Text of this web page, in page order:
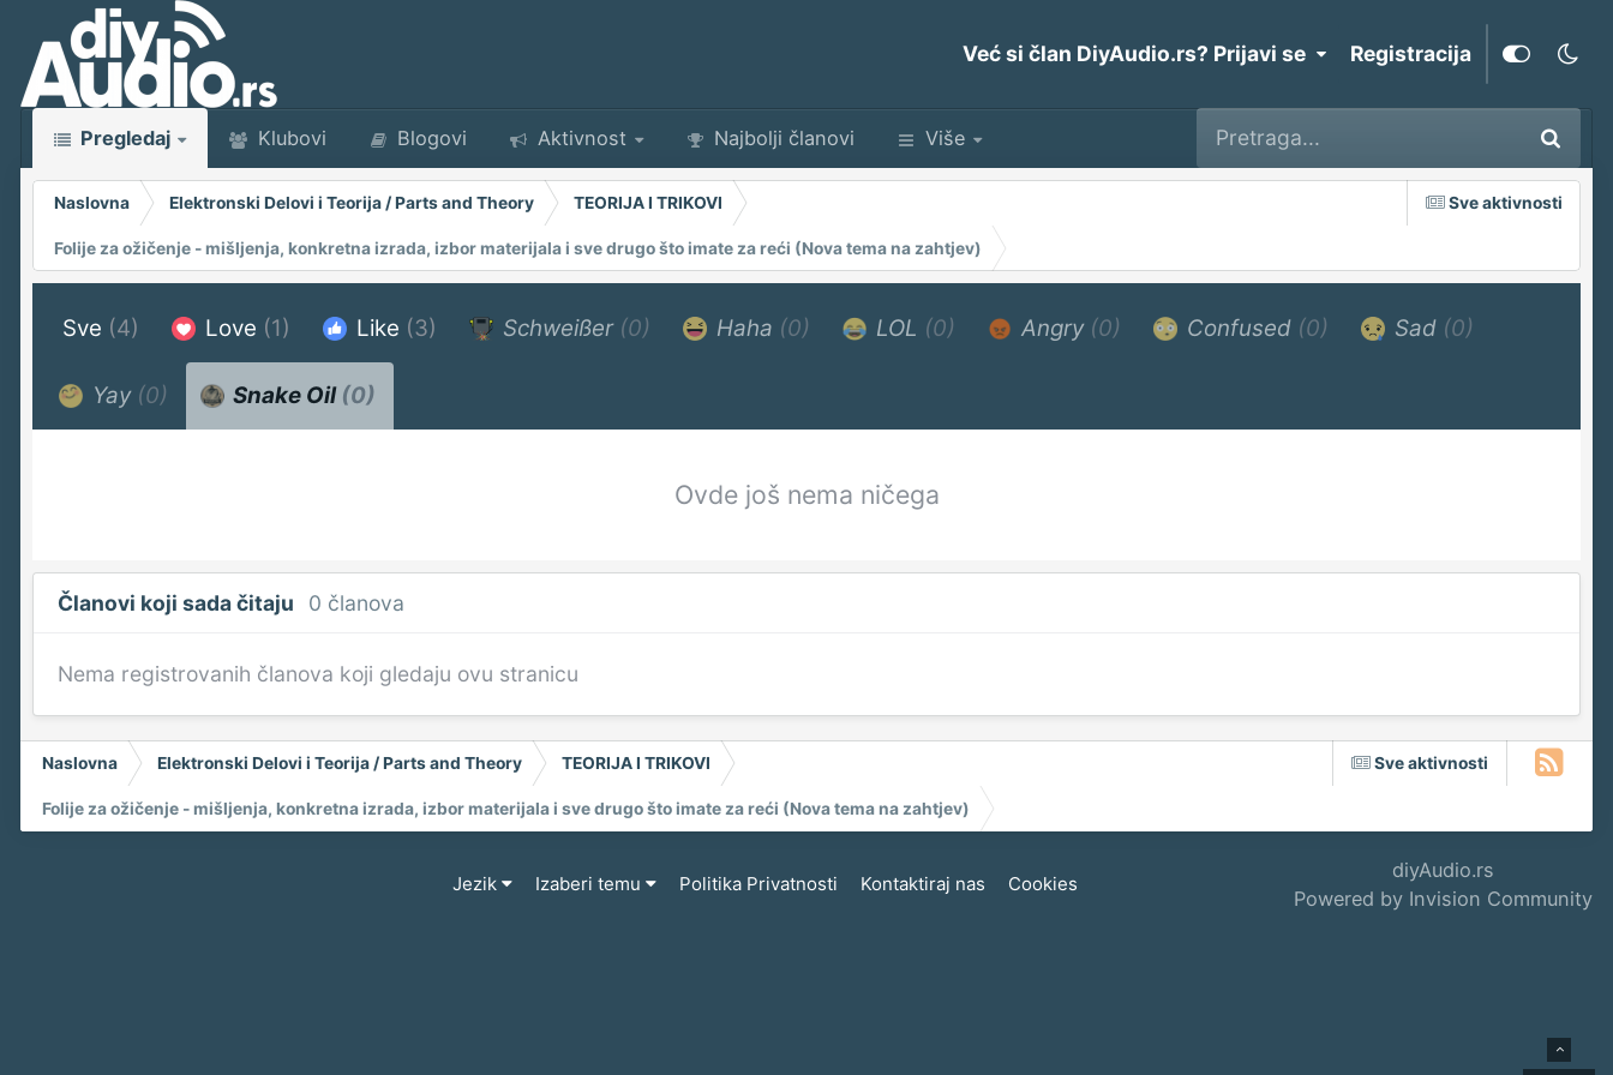
Već si član DiyAudio.rs? Prijavi se Registracija
Pregledaj Klubovi Blogovi Aktivnost Najbolji članovi Više
Sve aktivnosti
Naslovna Elektronski Delovi i Teorija / Parts and Theory TEORIJA I TRIKOVI
Folije za ožičenje - mišljenja, konkretna izrada, izbor materijala i sve drugo što imate za reći (Nova tema na zahtjev)
Sve (4) Love (1) Like (3) Schweißer (0) Haha (0) LOL (0) Angry (0) Confused (0) Sad (0)
Yay (0) Snake Oil (0)
Ovde još nema ničega
Članovi koji sada čitaju 0 članova
Nema registrovanih članova koji gledaju ovu stranicu
Sve aktivnosti
Naslovna Elektronski Delovi i Teorija / Parts and Theory TEORIJA I TRIKOVI
Folije za ožičenje - mišljenja, konkretna izrada, izbor materijala i sve drugo što imate za reći (Nova tema na zahtjev)
Jezik Izaberi temu Politika Privatnosti Kontaktiraj nas Cookies
diyAudio.rs
Powered by Invision Community